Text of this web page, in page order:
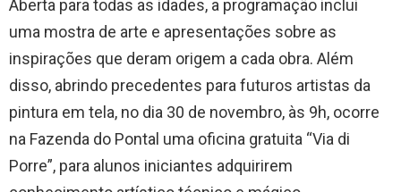
Aberta para todas as idades, a programação inclui
uma mostra de arte e apresentações sobre as
inspirações que deram origem a cada obra. Além
disso, abrindo precedentes para futuros artistas da
pintura em tela, no dia 30 de novembro, às 9h, ocorre
na Fazenda do Pontal uma oficina gratuita “Via di
Porre”, para alunos iniciantes adquirirem